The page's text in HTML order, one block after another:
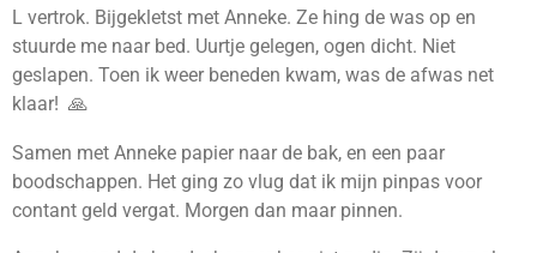
L vertrok. Bijgekletst met Anneke. Ze hing de was op en
stuurde me naar bed. Uurtje gelegen, ogen dicht. Niet
geslapen. Toen ik weer beneden kwam, was de afwas net
klaar! 🙏
Samen met Anneke papier naar de bak, en een paar
boodschappen. Het ging zo vlug dat ik mijn pinpas voor
contant geld vergat. Morgen dan maar pinnen.